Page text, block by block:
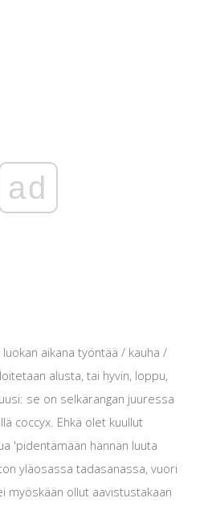
ad
aikana työntää / kauha /
alusta, tai hyvin, loppu,
se on selkärangan juuressa
coccyx. Ehkä olet kuullut
'pidentämään hännän luuta
yläosassa tadasanassa, vuori
myöskään ollut aavistustakaan